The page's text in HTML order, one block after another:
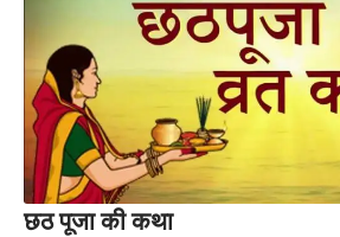
छठ पूजा की कथा